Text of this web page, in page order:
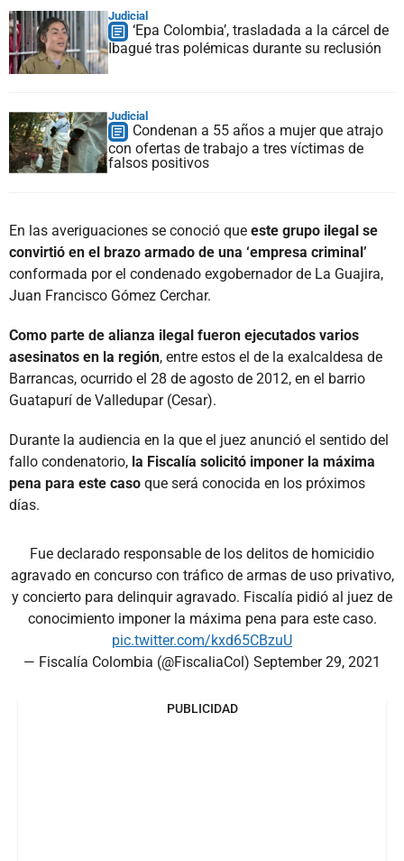
Judicial
‘Epa Colombia’, trasladada a la cárcel de
Ibagué tras polémicas durante su reclusión
Judicial
Condenan a 55 años a mujer que atrajo
con ofertas de trabajo a tres víctimas de
falsos positivos
En las averiguaciones se conoció que este grupo ilegal se
convirtió en el brazo armado de una ‘empresa criminal’
conformada por el condenado exgobernador de La Guajira,
Juan Francisco Gómez Cerchar.
Como parte de alianza ilegal fueron ejecutados varios
asesinatos en la región, entre estos el de la exalcaldesa de
Barrancas, ocurrido el 28 de agosto de 2012, en el barrio
Guatapurí de Valledupar (Cesar).
Durante la audiencia en la que el juez anunció el sentido del
fallo condenatorio, la Fiscalía solicitó imponer la máxima
pena para este caso que será conocida en los próximos
días.
Fue declarado responsable de los delitos de homicidio
agravado en concurso con tráfico de armas de uso privativo,
y concierto para delinquir agravado. Fiscalía pidió al juez de
conocimiento imponer la máxima pena para este caso.
pic.twitter.com/kxd65CBzuU
— Fiscalía Colombia (@FiscaliaCol) September 29, 2021
PUBLICIDAD